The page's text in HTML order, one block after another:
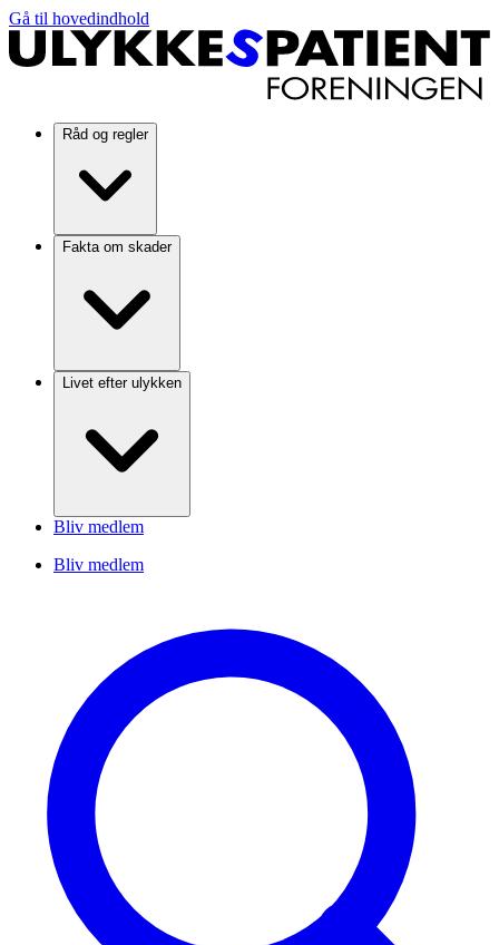
Gå til hovedindhold
Råd og regler
Fakta om skader
Livet efter ulykken
Bliv medlem
Bliv medlem